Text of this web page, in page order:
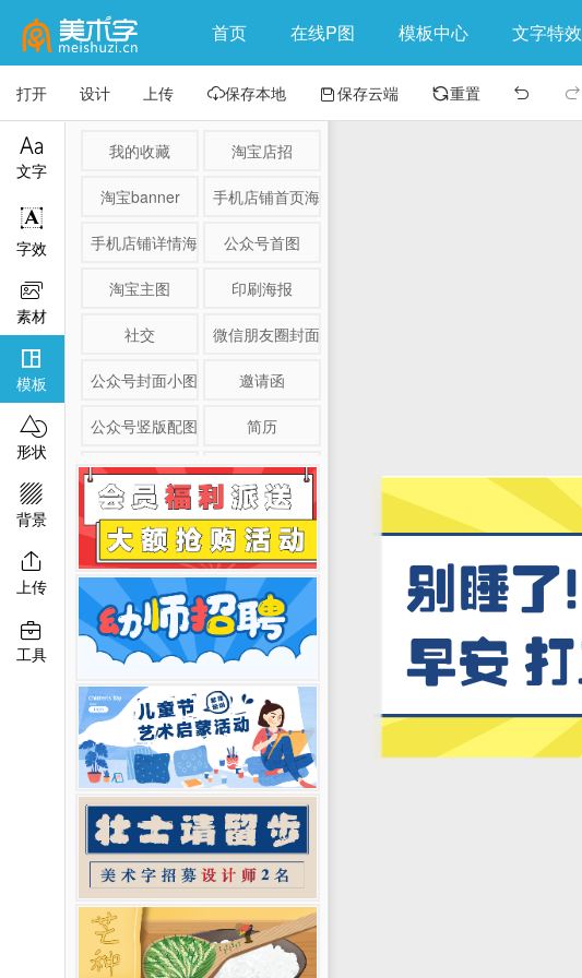
首页 在线P图 模板中心 文字特效
打开 设计 上传 保存本地 保存云端 重置  

文字

字效

素材

模板

形状

背景

上传

工具
我的收藏 淘宝店招
淘宝banner 手机店铺首页海报
手机店铺详情海报 公众号首图
淘宝主图 印刷海报
社交 微信朋友圈封面
公众号封面小图 邀请函
公众号竖版配图 简历
淘宝详情页 产品展示图
移动端淘宝banner二维码模板图片